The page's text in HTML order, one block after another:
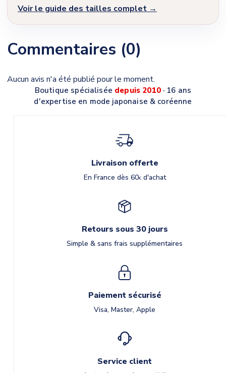
Voir le guide des tailles complet →
Commentaires (0)
Aucun avis n'a été publié pour le moment.
Boutique spécialisée depuis 2010· 16 ans
d'expertise en mode japonaise & coréenne
Livraison offerte
En France dès 60€d'achat
Retours sous 30 jours
Simple & sans frais supplémentaires
Paiement sécurisé
Visa, Master, Apple
Service client